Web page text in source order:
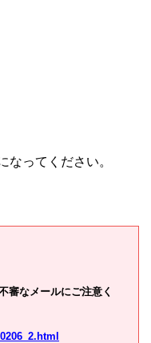
なってください。
審なメールにご注意く